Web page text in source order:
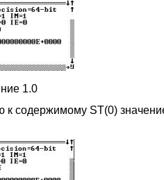
1.0
содержимому ST(0)